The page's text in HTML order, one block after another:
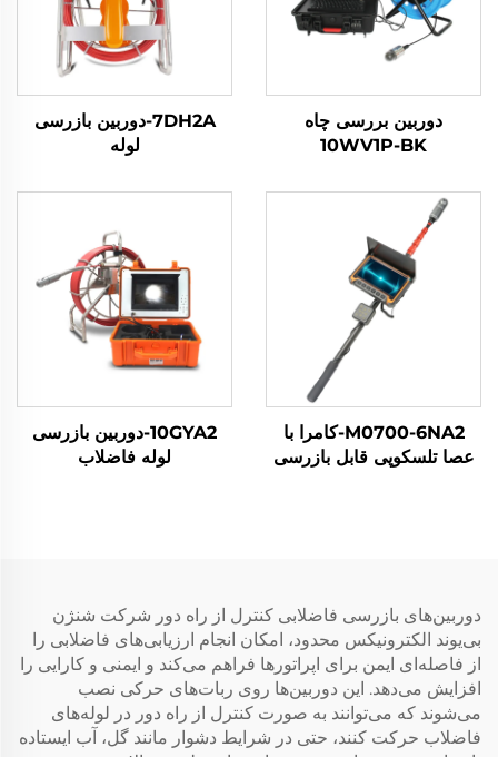
دوربین بررسی چاه
10WV1P-BK
7DH2A-دوربین بازرسی
لوله
M0700-6NA2-کامرا با
عصا تلسکوپی قابل بازرسی
10GYA2-دوربین بازرسی
لوله فاضلاب
دوربین‌های بازرسی فاضلابی کنترل از راه دور شرکت شنژن
بی‌یوند الکترونیکس محدود، امکان انجام ارزیابی‌های فاضلابی را
از فاصله‌ای ایمن برای اپراتورها فراهم می‌کند و ایمنی و کارایی را
افزایش می‌دهد. این دوربین‌ها روی ربات‌های حرکی نصب
می‌شوند که می‌توانند به صورت کنترل از راه دور در لوله‌های
فاضلاب حرکت کنند، حتی در شرایط دشوار مانند گل، آب ایستاده